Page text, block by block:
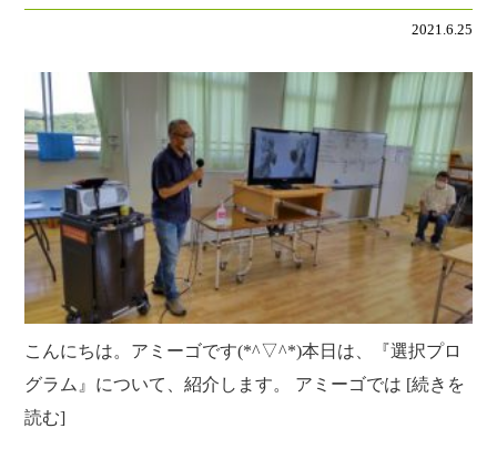
2021.6.25
こんにちは。アミーゴです(*^▽^*)本日は、『選択プロ
グラム』について、紹介します。 アミーゴでは [続きを
読む]